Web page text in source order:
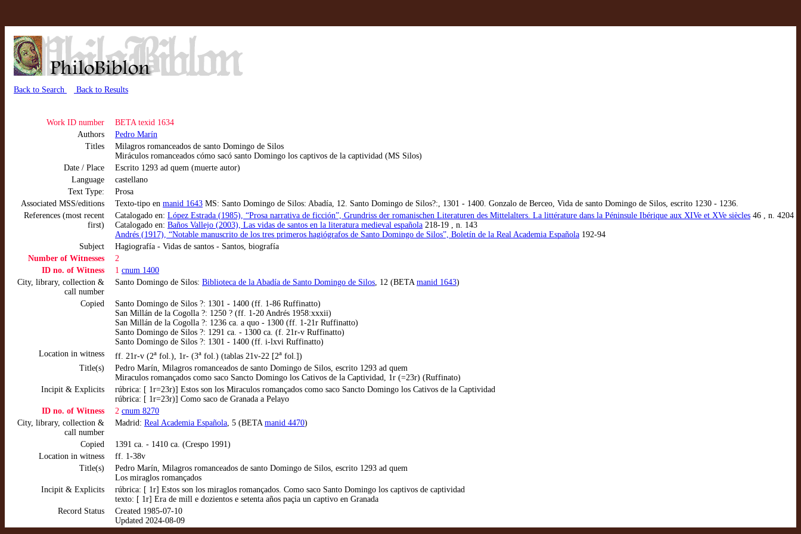
Back to Search Back to Results
Work ID number
BETA texid 1634
Authors
Pedro Marín
Titles
Milagros romanceados de santo Domingo de Silos
Miráculos romanceados cómo sacó santo Domingo los captivos de la captividad (MS Silos)
Date / Place
Escrito 1293 ad quem (muerte autor)
Language
castellano
Text Type:
Prosa
Associated MSS/editions
Texto-tipo en manid 1643 MS: Santo Domingo de Silos: Abadía, 12. Santo Domingo de Silos?:, 1301 - 1400. Gonzalo de Berceo, Vida de santo Domingo de Silos, escrito 1230 - 1236.
References (most recent
first)
Catalogado en: López Estrada (1985), “Prosa narrativa de ficción”, Grundriss der romanischen Literaturen des Mittelalters. La littérature dans la Péninsule Ibérique aux XIVe et XVe siècles 46 , n. 4204
Catalogado en: Baños Vallejo (2003), Las vidas de santos en la literatura medieval española 218-19 , n. 143
Andrés (1917), “Notable manuscrito de los tres primeros hagiógrafos de Santo Domingo de Silos”, Boletín de la Real Academia Española 192-94
Subject
Hagiografía - Vidas de santos - Santos, biografía
Number of Witnesses
2
ID no. of Witness
1 cnum 1400
City, library, collection &
call number
Santo Domingo de Silos: Biblioteca de la Abadía de Santo Domingo de Silos, 12 (BETA manid 1643)
Copied
Santo Domingo de Silos ?: 1301 - 1400 (ff. 1-86 Ruffinatto)
San Millán de la Cogolla ?: 1250 ? (ff. 1-20 Andrés 1958:xxxii)
San Millán de la Cogolla ?: 1236 ca. a quo - 1300 (ff. 1-21r Ruffinatto)
Santo Domingo de Silos ?: 1291 ca. - 1300 ca. (f. 21r-v Ruffinatto)
Santo Domingo de Silos ?: 1301 - 1400 (ff. i-lxvi Ruffinatto)
Location in witness
ff. 21r-v (2a fol.), 1r- (3a fol.) (tablas 21v-22 [2a fol.])
Title(s)
Pedro Marín, Milagros romanceados de santo Domingo de Silos, escrito 1293 ad quem
Miraculos romançados como saco Sancto Domingo los Cativos de la Captividad, 1r (=23r) (Ruffinato)
Incipit & Explicits
rúbrica: [ 1r=23r)] Estos son los Miraculos romançados como saco Sancto Domingo los Cativos de la Captividad
rúbrica: [ 1r=23r)] Como saco de Granada a Pelayo
ID no. of Witness
2 cnum 8270
City, library, collection &
call number
Madrid: Real Academia Española, 5 (BETA manid 4470)
Copied
1391 ca. - 1410 ca. (Crespo 1991)
Location in witness
ff. 1-38v
Title(s)
Pedro Marín, Milagros romanceados de santo Domingo de Silos, escrito 1293 ad quem
Los miraglos romançados
Incipit & Explicits
rúbrica: [ 1r] Estos son los miraglos romançados. Como saco Santo Domingo los captivos de captividad
texto: [ 1r] Era de mill e dozientos e setenta años paçia un captivo en Granada
Record Status
Created 1985-07-10
Updated 2024-08-09